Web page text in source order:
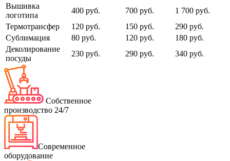
Вышивка
логотипа
400 руб. 700 руб.
1 700 руб.
Термотрансфер
120 руб. 150 руб.
290 руб.
Сублимация
80 руб. 120 руб.
180 руб.
Деколирование
посуды
230 руб. 290 руб. 340 руб.
Собственное
производство 24/7
Современное
оборудование